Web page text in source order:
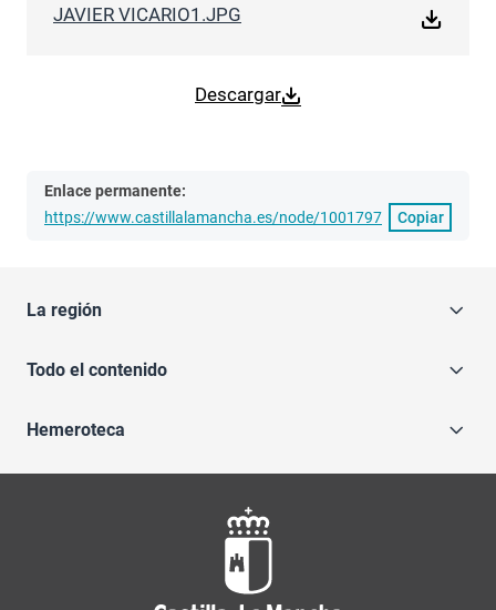
Descargar
JAVIER VICARIO1.JPG
Enlace permanente:
https://www.castillalamancha.es/node/1001797
Copiar
La región
Todo el contenido
Hemeroteca